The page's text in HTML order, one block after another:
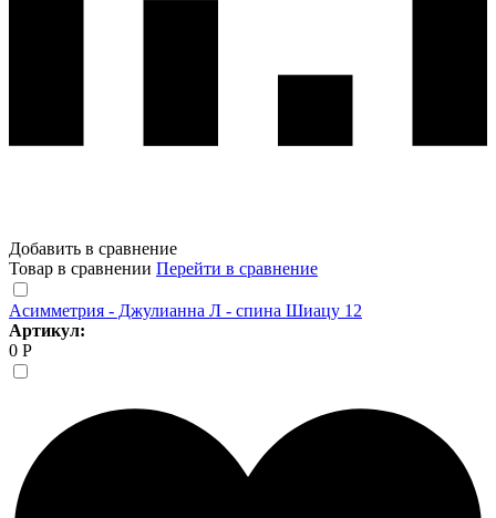
Добавить в сравнение
Товар в сравнении Перейти в сравнение
Асимметрия - Джулианна Л - спина Шиацу 12
Артикул:
0 Р